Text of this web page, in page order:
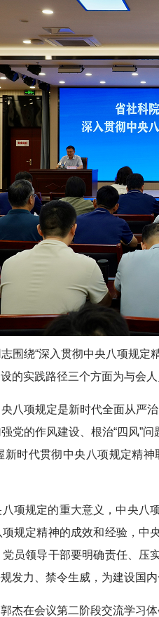
围绕“深入贯彻中央八项规
的实践路径三个方面为与会
八项规定是新时代全面从严
党的作风建设、根治“四风”
时代贯彻中央八项规定精
项规定的重大意义，中央
规定精神的成效和经验，
员领导干部要明确责任、
发力、禁令生威，为建设国
杰在会议第二阶段交流学习